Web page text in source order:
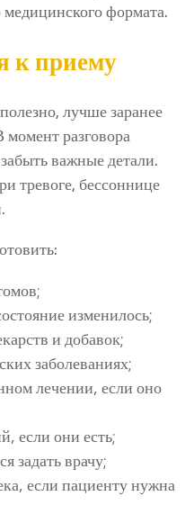
формата.
к приему
лучше заранее
разговора
важные детали.
тревоге, бессоннице
изменилось;
и добавок;
заболеваниях;
лечении, если оно
если они есть;
задать врачу;
если пациенту нужна